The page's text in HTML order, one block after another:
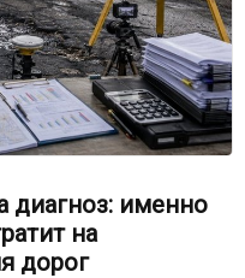
диагноз: именно
на
дорог